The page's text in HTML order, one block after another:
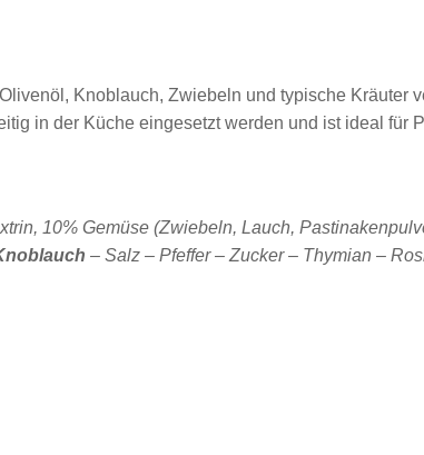
Knoblauch, Zwiebeln und typische Kräuter
in der Küche eingesetzt werden und ist ideal für
10% Gemüse (Zwiebeln, Lauch,
– Salz – Pfeffer – Zucker – Thymian –